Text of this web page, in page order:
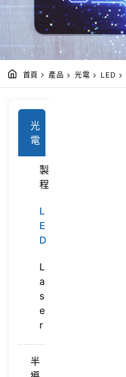
首頁 產品 光電 LED
光
電
製
程
L
E
D
L
a
s
e
r
半